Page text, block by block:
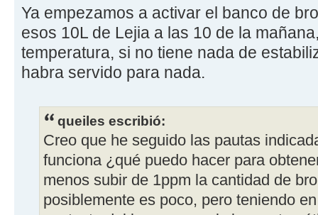
Ya empezamos a activar el banco de
esos 10L de Lejia a las 10 de la
temperatura, si no tiene nada de
habra servido para nada.
queiles escribió:
Creo que he seguido las pautas
funciona ¿qué puedo hacer para
menos subir de 1ppm la cantidad de
posiblemente es poco, pero teniendo